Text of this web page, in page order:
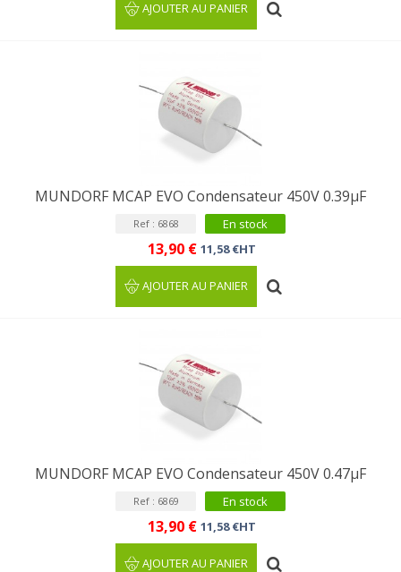
AJOUTER AU PANIER
MUNDORF MCAP EVO Condensateur 450V 0.39µF
Ref : 6868 En stock
13,90 € 11,58 €HT
AJOUTER AU PANIER
MUNDORF MCAP EVO Condensateur 450V 0.47µF
Ref : 6869 En stock
13,90 € 11,58 €HT
AJOUTER AU PANIER